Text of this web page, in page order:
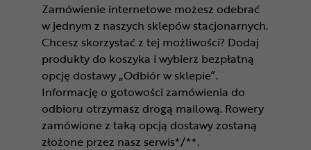
Zamówienie internetowe możesz odebrać
w jednym z naszych sklepów stacjonarnych.
Chcesz skorzystać z tej możliwości? Dodaj
produkty do koszyka i wybierz bezpłatną
opcję dostawy „Odbiór w sklepie”.
Informację o gotowości zamówienia do
odbioru otrzymasz drogą mailową. Rowery
zamówione z taką opcją dostawy zostaną
złożone przez nasz serwis*/**.